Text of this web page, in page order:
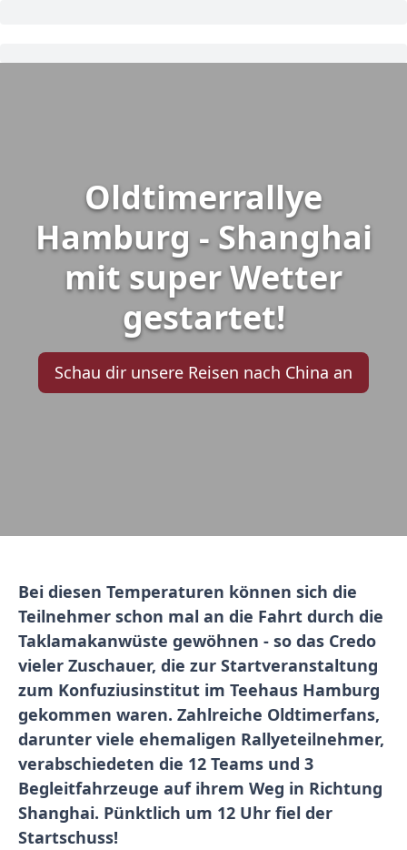
Oldtimerrallye
Hamburg - Shanghai
mit super Wetter
gestartet!
Schau dir unsere Reisen nach China an
Bei diesen Temperaturen können sich die
Teilnehmer schon mal an die Fahrt durch die
Taklamakanwüste gewöhnen - so das Credo
vieler Zuschauer, die zur Startveranstaltung
zum Konfuziusinstitut im Teehaus Hamburg
gekommen waren. Zahlreiche Oldtimerfans,
darunter viele ehemaligen Rallyeteilnehmer,
verabschiedeten die 12 Teams und 3
Begleitfahrzeuge auf ihrem Weg in Richtung
Shanghai. Pünktlich um 12 Uhr fiel der
Startschuss!